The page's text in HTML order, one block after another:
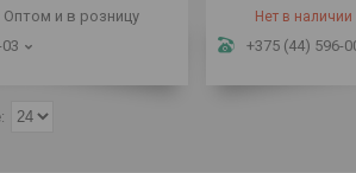
Оптом и в розницу
Нет в наличии
+375 (44) 596-